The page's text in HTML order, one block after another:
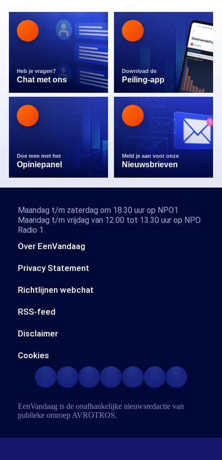
Heb je vragen?
Chat met ons
Download de
Peiling-app
Doe mee met het
Opiniepanel
Meld je aan voor onze
Nieuwsbrieven
Over EenVandaag
Privacy Statement
Richtlijnen webchat
RSS-feed
Disclaimer
Cookies
Maandag t/m zaterdag om 18.30 uur op NPO1
Maandag t/m vrijdag van 12.00 tot 13.30 uur op NPO
Radio 1
EenVandaag is de onafhankelijke nieuwsredactie van
publieke omroep AVROTROS.